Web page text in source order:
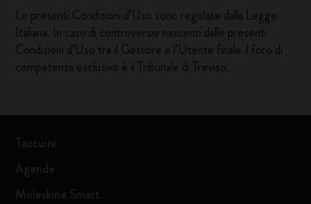
Le presenti Condizioni d’Uso sono regolate dalla Legge
Italiana. In caso di controversie nascenti dalle presenti
Condizioni d’Uso tra il Gestore e l’Utente finale il foro di
competenza esclusivo è il Tribunale di Treviso.
Taccuini
Agende
Moleskine Smart